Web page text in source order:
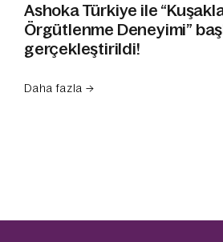
Ashoka Türkiye ile
Örgütlenme Deneyimi”
gerçekleştirildi!
Daha fazla →